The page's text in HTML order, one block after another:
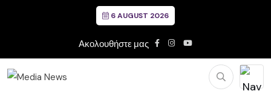
6 AUGUST 2026
Ακολουθήστε μας